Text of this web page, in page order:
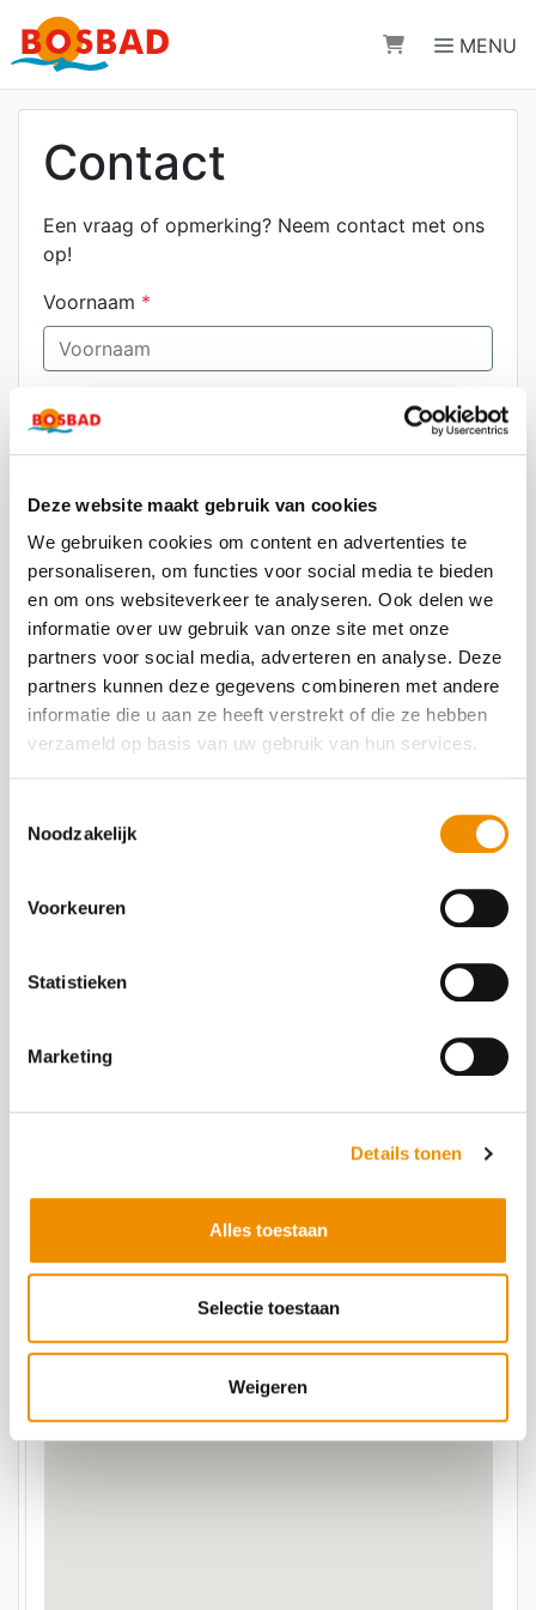
Deze website maakt gebruik van cookies
We gebruiken cookies om content en advertenties te
personaliseren, om functies voor social media te bieden
en om ons websiteverkeer te analyseren. Ook delen we
informatie over uw gebruik van onze site met onze
partners voor social media, adverteren en analyse. Deze
partners kunnen deze gegevens combineren met andere
informatie die u aan ze heeft verstrekt of die ze hebben
verzameld op basis van uw gebruik van hun services.
Noodzakelijk
Voorkeuren
Statistieken
Marketing
Details tonen
Alles toestaan
Selectie toestaan
Weigeren
Direct naar de inhoud van de pagina
MENU
Contact
Een vraag of opmerking? Neem contact met ons
op!
Voornaam *
Achternaam
E-mailadres*
Telefoonnummer*
Onderwerp van je bericht*
Deze site is beveiligd door reCAPTCHA en hetPrivacybeleid
Bosbad Emmeloord
8302 AB Emmeloord